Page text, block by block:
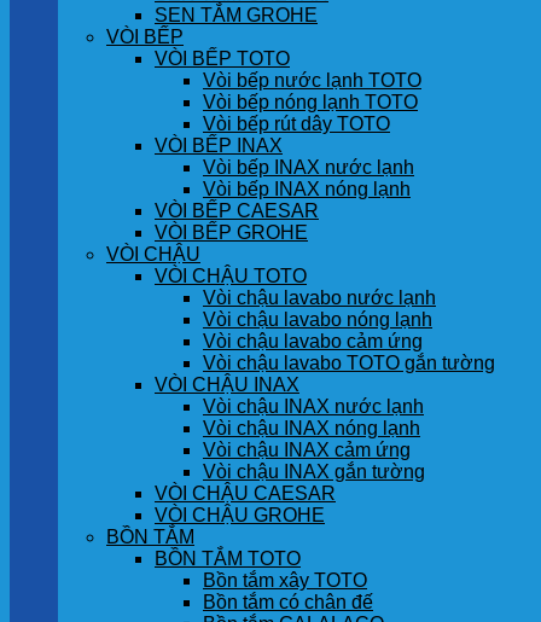
SEN TẮM GROHE
VÒI BẾP
VÒI BẾP TOTO
Vòi bếp nước lạnh TOTO
Vòi bếp nóng lạnh TOTO
Vòi bếp rút dây TOTO
VÒI BẾP INAX
Vòi bếp INAX nước lạnh
Vòi bếp INAX nóng lạnh
VÒI BẾP CAESAR
VÒI BẾP GROHE
VÒI CHẬU
VÒI CHẬU TOTO
Vòi chậu lavabo nước lạnh
Vòi chậu lavabo nóng lạnh
Vòi chậu lavabo cảm ứng
Vòi chậu lavabo TOTO gắn tường
VÒI CHẬU INAX
Vòi chậu INAX nước lạnh
Vòi chậu INAX nóng lạnh
Vòi chậu INAX cảm ứng
Vòi chậu INAX gắn tường
VÒI CHẬU CAESAR
VÒI CHẬU GROHE
BỒN TẮM
BỒN TẮM TOTO
Bồn tắm xây TOTO
Bồn tắm có chân đế